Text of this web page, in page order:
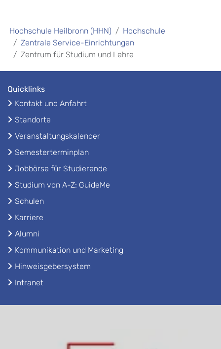
Hochschule Heilbronn (HHN)
Hochschule
Zentrale Service-Einrichtungen
Zentrum für Studium und Lehre
Quicklinks
Kontakt und Anfahrt
Standorte
Veranstaltungskalender
Semesterterminplan
Jobbörse für Studierende
Studium von A-Z: GuideMe
Schulen
Karriere
Alumni
Kommunikation und Marketing
Hinweisgebersystem
Intranet